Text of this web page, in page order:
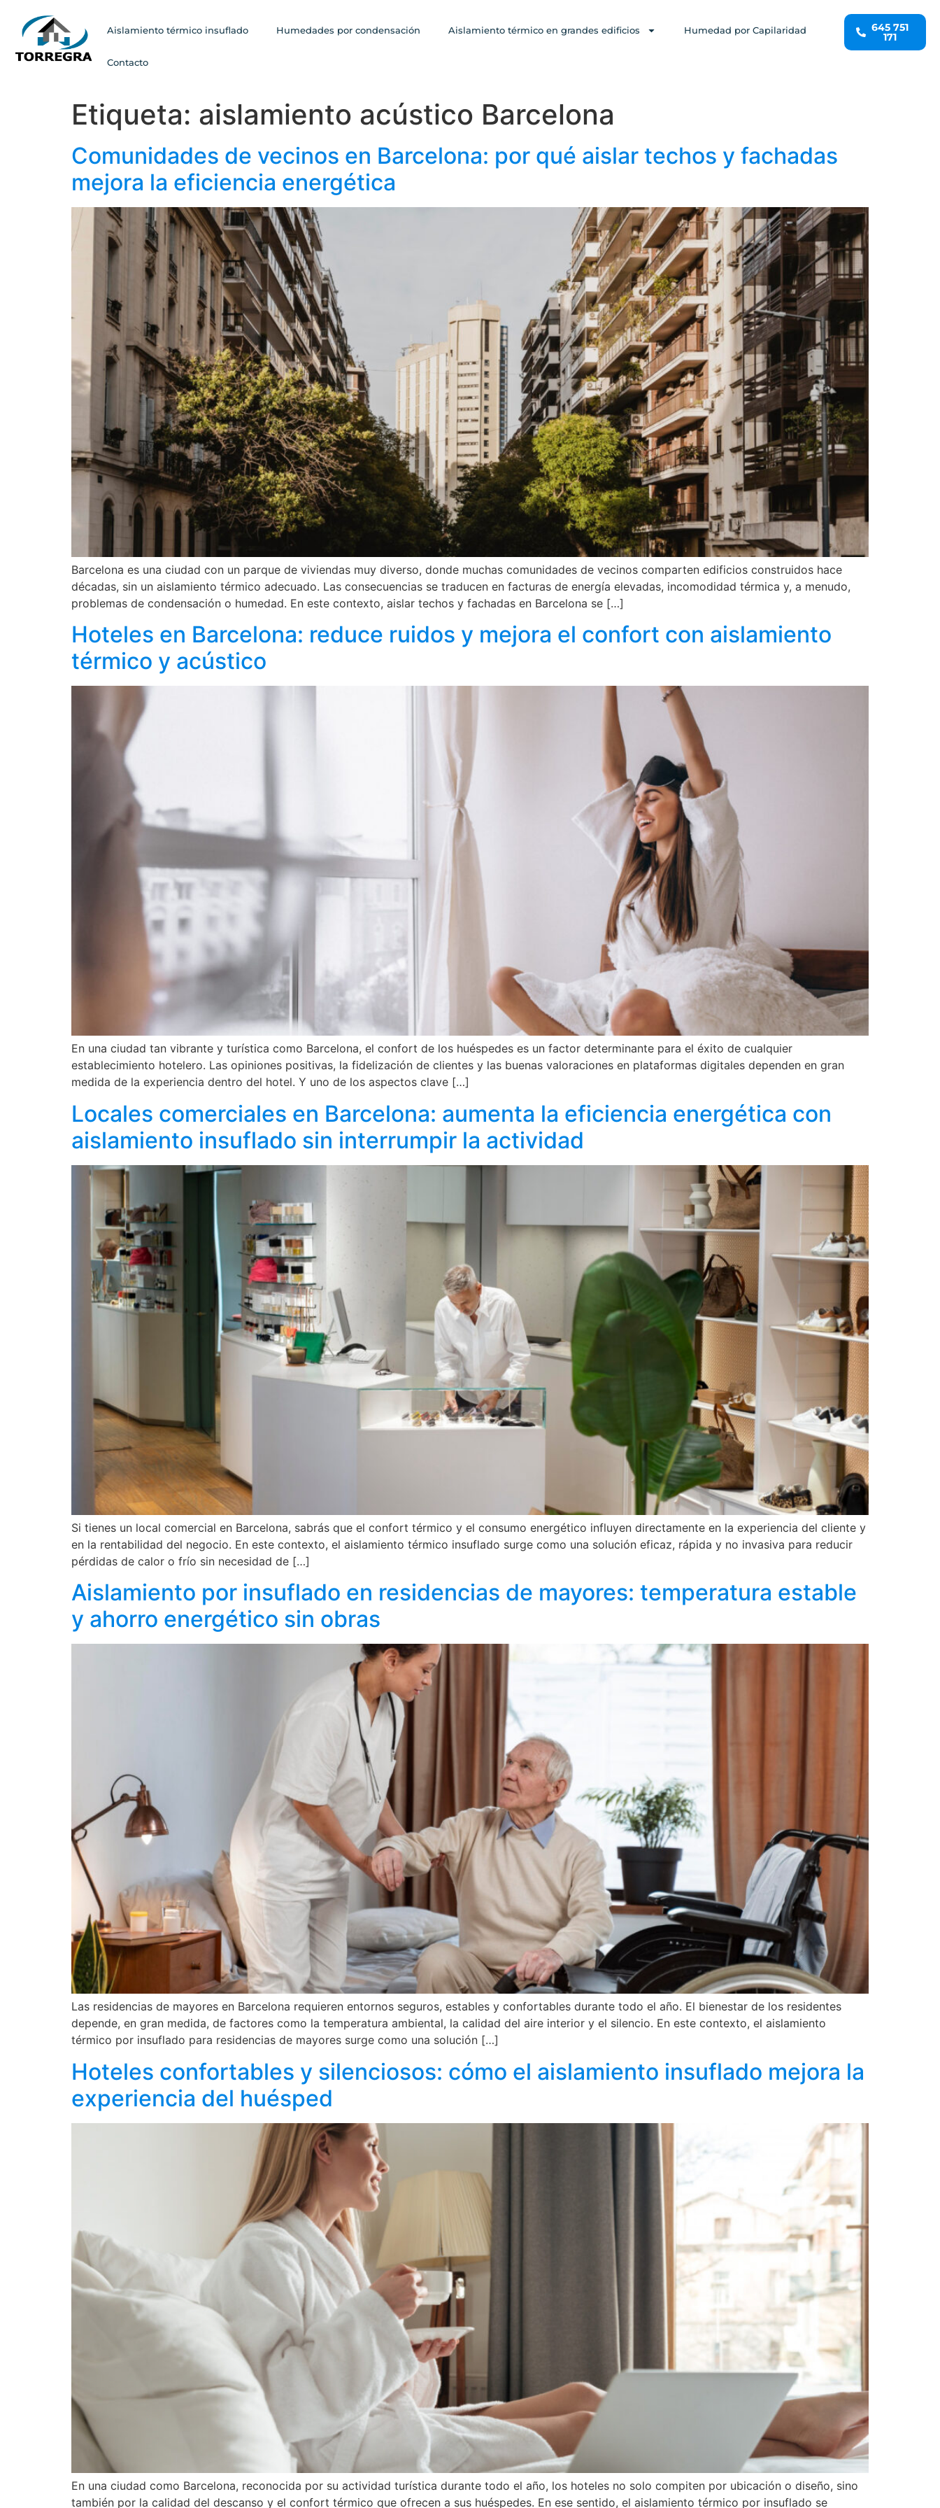
Aislamiento térmico insuflado Humedades por condensación Aislamiento térmico en grandes edificios Humedad por Capilaridad
Contacto
645 751
171
Etiqueta: aislamiento acústico Barcelona
Comunidades de vecinos en Barcelona: por qué aislar techos y fachadas
mejora la eficiencia energética
Barcelona es una ciudad con un parque de viviendas muy diverso, donde muchas comunidades de vecinos comparten edificios construidos hace
décadas, sin un aislamiento térmico adecuado. Las consecuencias se traducen en facturas de energía elevadas, incomodidad térmica y, a menudo,
problemas de condensación o humedad. En este contexto, aislar techos y fachadas en Barcelona se […]
Hoteles en Barcelona: reduce ruidos y mejora el confort con aislamiento
térmico y acústico
En una ciudad tan vibrante y turística como Barcelona, el confort de los huéspedes es un factor determinante para el éxito de cualquier
establecimiento hotelero. Las opiniones positivas, la fidelización de clientes y las buenas valoraciones en plataformas digitales dependen en gran
medida de la experiencia dentro del hotel. Y uno de los aspectos clave […]
Locales comerciales en Barcelona: aumenta la eficiencia energética con
aislamiento insuflado sin interrumpir la actividad
Si tienes un local comercial en Barcelona, sabrás que el confort térmico y el consumo energético influyen directamente en la experiencia del cliente y
en la rentabilidad del negocio. En este contexto, el aislamiento térmico insuflado surge como una solución eficaz, rápida y no invasiva para reducir
pérdidas de calor o frío sin necesidad de […]
Aislamiento por insuflado en residencias de mayores: temperatura estable
y ahorro energético sin obras
Las residencias de mayores en Barcelona requieren entornos seguros, estables y confortables durante todo el año. El bienestar de los residentes
depende, en gran medida, de factores como la temperatura ambiental, la calidad del aire interior y el silencio. En este contexto, el aislamiento
térmico por insuflado para residencias de mayores surge como una solución […]
Hoteles confortables y silenciosos: cómo el aislamiento insuflado mejora la
experiencia del huésped
En una ciudad como Barcelona, reconocida por su actividad turística durante todo el año, los hoteles no solo compiten por ubicación o diseño, sino
también por la calidad del descanso y el confort térmico que ofrecen a sus huéspedes. En ese sentido, el aislamiento térmico por insuflado se